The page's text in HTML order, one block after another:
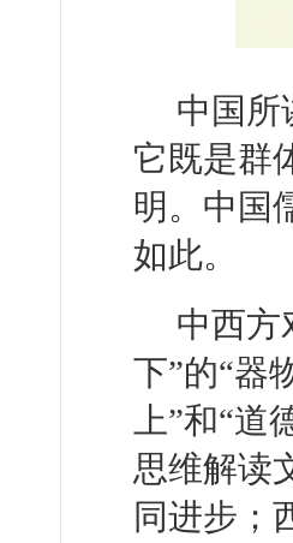
中国所
它既是群
明。中国
如此。
中西方
下”的“器
上”和“
思维解读
同进步；